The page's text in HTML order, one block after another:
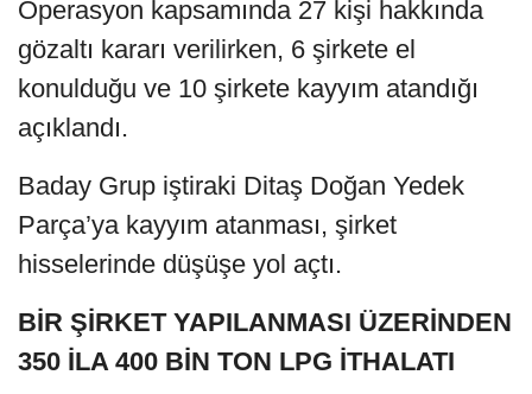
Operasyon kapsamında 27 kişi hakkında
gözaltı kararı verilirken, 6 şirkete el
konulduğu ve 10 şirkete kayyım atandığı
açıklandı.
Baday Grup iştiraki Ditaş Doğan Yedek
Parça’ya kayyım atanması, şirket
hisselerinde düşüşe yol açtı.
BİR ŞİRKET YAPILANMASI ÜZERİNDEN
350 İLA 400 BİN TON LPG İTHALATI